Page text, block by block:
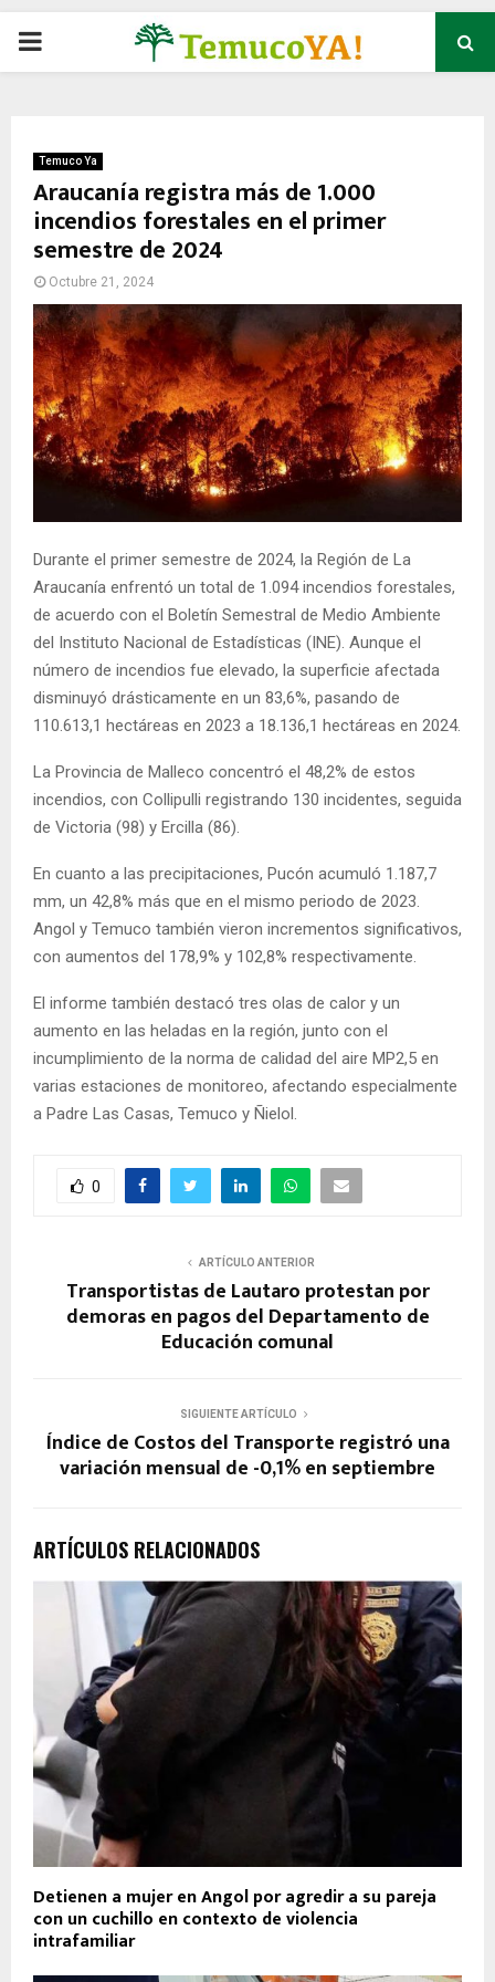
P
M
A
R
Y
M
E
N
U
Temuco Ya
Araucanía registra más de 1.000
incendios forestales en el primer
semestre de 2024
Octubre 21, 2024
Durante el primer semestre de 2024, la Región de La
Araucanía enfrentó un total de 1.094 incendios forestales,
de acuerdo con el Boletín Semestral de Medio Ambiente
del Instituto Nacional de Estadísticas (INE). Aunque el
número de incendios fue elevado, la superficie afectada
disminuyó drásticamente en un 83,6%, pasando de
110.613,1 hectáreas en 2023 a 18.136,1 hectáreas en 2024.
La Provincia de Malleco concentró el 48,2% de estos
incendios, con Collipulli registrando 130 incidentes, seguida
de Victoria (98) y Ercilla (86).
En cuanto a las precipitaciones, Pucón acumuló 1.187,7
mm, un 42,8% más que en el mismo periodo de 2023.
Angol y Temuco también vieron incrementos significativos,
con aumentos del 178,9% y 102,8% respectivamente.
El informe también destacó tres olas de calor y un
aumento en las heladas en la región, junto con el
incumplimiento de la norma de calidad del aire MP2,5 en
varias estaciones de monitoreo, afectando especialmente
a Padre Las Casas, Temuco y Ñielol.
0
ARTÍCULO ANTERIOR
Transportistas de Lautaro protestan por
demoras en pagos del Departamento de
Educación comunal
SIGUIENTE ARTÍCULO
Índice de Costos del Transporte registró una
variación mensual de -0,1% en septiembre
ARTÍCULOS RELACIONADOS
Detienen a mujer en Angol por agredir a su pareja
con un cuchillo en contexto de violencia
intrafamiliar